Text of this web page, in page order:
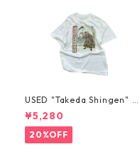
USED "Takeda Shingen" T
EE
¥5,280
20%OFF